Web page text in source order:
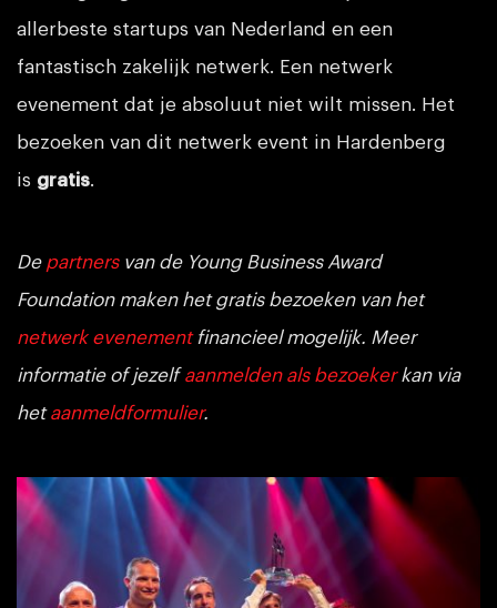
allerbeste startups van Nederland en een
fantastisch zakelijk netwerk. Een netwerk
evenement dat je absoluut niet wilt missen. Het
bezoeken van dit netwerk event in Hardenberg
is gratis.
De partnersvan de Young Business Award
Foundation maken het gratis bezoeken van het
netwerk evenementfinancieel mogelijk. Meer
informatie of jezelf aanmelden als bezoekerkan via
hetaanmeldformulier.